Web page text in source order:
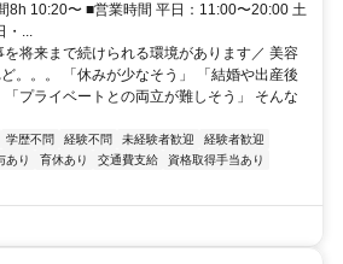
8h 10:20〜 ■営業時間 平日：11:00〜20:00 土
・...
将来まで続けられる環境があります／ 美容
。。。 「休みが少なそう」 「結婚や出産後
「プライベートとの両立が難しそう」 そんな
学歴不問 経験不問 未経験者歓迎
経験者歓迎
あり 育休あり 交通費支給
資格取得手当あり